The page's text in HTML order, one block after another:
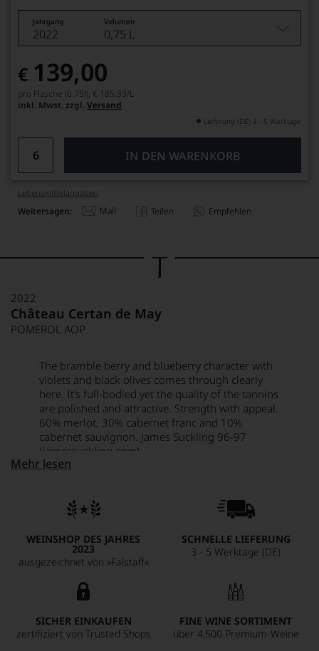
Jahrgang Volumen
2022 0,75 L
€ 139,00
pro Flasche (0.75l), € 185,33/L
inkl. Mwst. zzgl. Versand
Lieferung (DE) 3 - 5 Werktage
IN DEN WARENKORB
Lebensmittel­angaben
Weitersagen: Mail Teilen Empfehlen
2022
Château Certan de May
POMEROL AOP
The bramble berry and blueberry character with
violets and black olives comes through clearly
here. It’s full-bodied yet the quality of the tannins
are polished and attractive. Strength with appeal.
60% merlot, 30% cabernet franc and 10%
cabernet sauvignon. James Suckling 96-97
(jamessuckling.com)
fruitcake, followed by a medium to full-bodied,
pure and fleshy palate that's lively and
harmonious, with good depth and a classically
proportioned profile.
William Kelley 92-94
(robertparker.com)
Tiefdunkles Rubingranat, opaker Kern, violette
Reflexe, dezente Randaufhellung. Reife schwarze
Kirschen, einladende Brombeerkonfitüre,
kandierte Orangenzesten, entwickeltes Bukett.
Komplex, saftig, dunkle Frucht, frisch und
Mehr lesen
WEINSHOP DES JAHRES
2023
ausgezeichnet von »Falstaff«
SCHNELLE LIEFERUNG
3 - 5 Werktage (DE)
SICHER EINKAUFEN
zertifiziert von Trusted Shops
FINE WINE SORTIMENT
über 4.500 Premium-Weine